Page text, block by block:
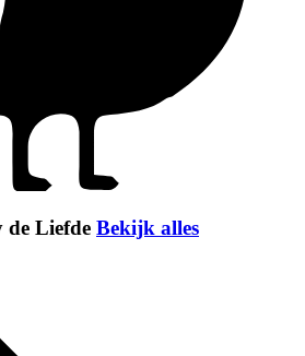
de Liefde Bekijk alles